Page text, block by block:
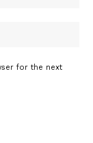
for the next